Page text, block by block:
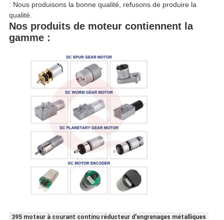
: Nous produisons la bonne qualité, refusons de produire la
qualité.
Nos produits de moteur contiennent la
gamme :
395 moteur à courant continu réducteur d'engrenages métalliques